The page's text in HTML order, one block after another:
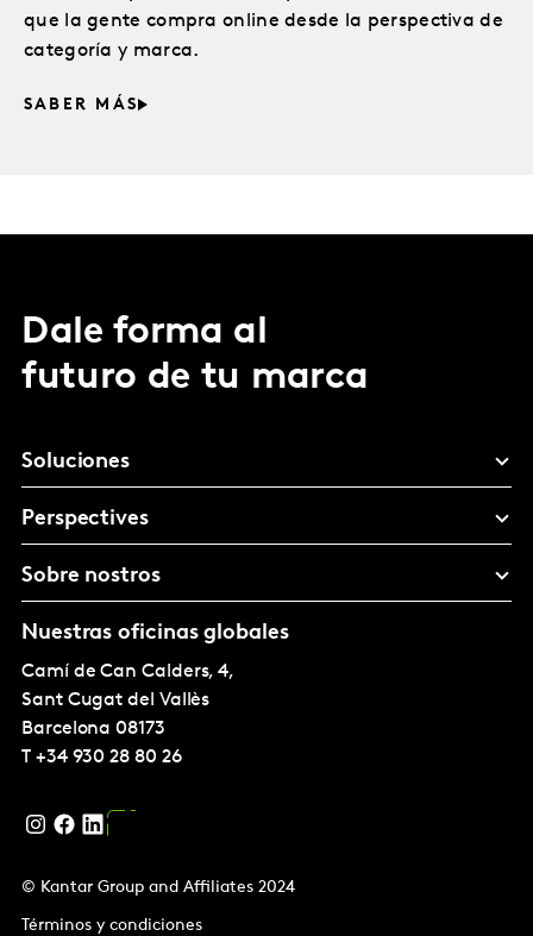
que la gente compra online desde la perspectiva de
categoría y marca.
SABER MÁS
Dale forma al
futuro de tu marca
Soluciones
Perspectives
Sobre nostros
Nuestras oficinas globales
Camí de Can Calders, 4,
Sant Cugat del Vallès
Barcelona 08173
T +34 930 28 80 26
© Kantar Group and Affiliates 2024
Términos y condiciones